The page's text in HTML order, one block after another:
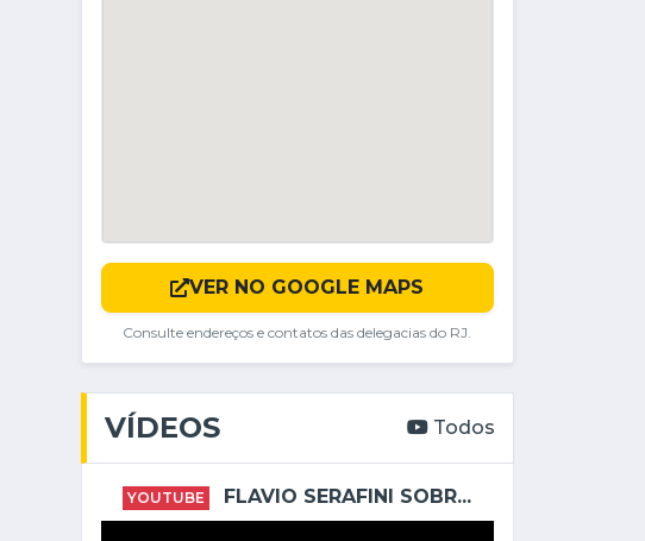
VER NO GOOGLE MAPS
Consulte endereços e contatos das delegacias do RJ.
VÍDEOS Todos
YOUTUBE FLAVIO SERAFINI SOBR...